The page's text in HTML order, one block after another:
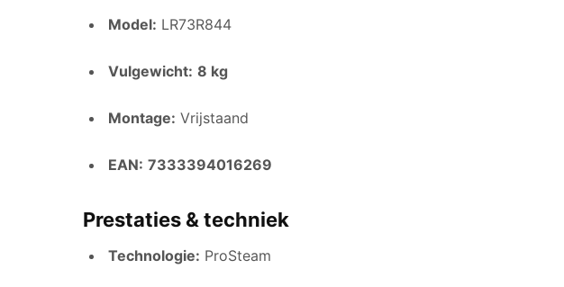
Model: LR73R844
Vulgewicht: 8 kg
Montage: Vrijstaand
EAN: 7333394016269
Prestaties & techniek
Technologie: ProSteam